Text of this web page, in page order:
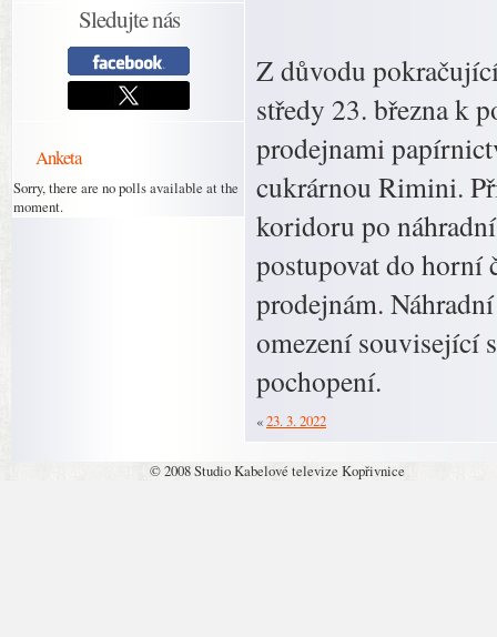
Sledujte nás
Anketa
Sorry, there are no polls available at the
moment.
Z důvodu
středy 23. března k
prodejnami
cukrárnou Rimini.
koridoru po
postupovat do horní
prodejnám.
omezení související
pochopení.
«23. 3. 2022
© 2008 Studio Kabelové televize Kopřivnice